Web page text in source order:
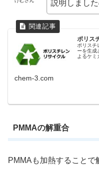
説明しまし
ポリス
ポリスチ
ーを生成
よるケミ
chem-3.com
PMMAの解重合
PMMAも加熱することで